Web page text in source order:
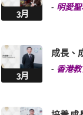
3月
- 明愛
3月
成長、
- 香港